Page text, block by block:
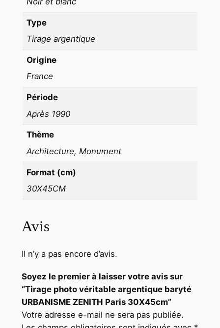
e
r
é
R
B
N
M
E
I
H
a
r
Type
Tirage argentique
Origine
France
Période
Après 1990
Thème
Architecture, Monument
Format (cm)
30X45CM
Avis
Il n’y a pas encore d’avis.
Soyez le premier à laisser votre avis sur
“Tirage photo véritable argentique baryté
URBANISME ZENITH Paris 30X45cm”
Votre adresse e-mail ne sera pas publiée.